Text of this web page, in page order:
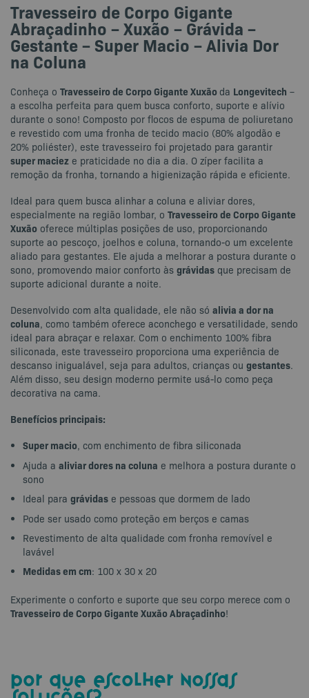
Travesseiro de Corpo Gigante
Abraçadinho – Xuxão – Grávida –
Gestante – Super Macio – Alivia Dor
na Coluna
Conheça o Travesseiro de Corpo Gigante Xuxão da Longevitech –
a escolha perfeita para quem busca conforto, suporte e alívio
durante o sono! Composto por flocos de espuma de poliuretano
e revestido com uma fronha de tecido macio (80% algodão e
20% poliéster), este travesseiro foi projetado para garantir
super maciez e praticidade no dia a dia. O zíper facilita a
remoção da fronha, tornando a higienização rápida e eficiente.
Ideal para quem busca alinhar a coluna e aliviar dores,
especialmente na região lombar, o Travesseiro de Corpo Gigante
Xuxão oferece múltiplas posições de uso, proporcionando
suporte ao pescoço, joelhos e coluna, tornando-o um excelente
aliado para gestantes. Ele ajuda a melhorar a postura durante o
sono, promovendo maior conforto às grávidas que precisam de
suporte adicional durante a noite.
Desenvolvido com alta qualidade, ele não só alivia a dor na
coluna, como também oferece aconchego e versatilidade, sendo
ideal para abraçar e relaxar. Com o enchimento 100% fibra
siliconada, este travesseiro proporciona uma experiência de
descanso inigualável, seja para adultos, crianças ou gestantes.
Além disso, seu design moderno permite usá-lo como peça
decorativa na cama.
Benefícios principais:
Super macio, com enchimento de fibra siliconada
Ajuda aaliviar dores na coluna e melhora a postura durante o
sono
Ideal paragrávidas e pessoas que dormem de lado
Pode ser usado como proteção em berços e camas
Revestimento de alta qualidade com fronha removível e
lavável
Medidas em cm: 100 x 30 x 20
Experimente o conforto e suporte que seu corpo merece com o
Travesseiro de Corpo Gigante Xuxão Abraçadinho!
por que escolher nossas